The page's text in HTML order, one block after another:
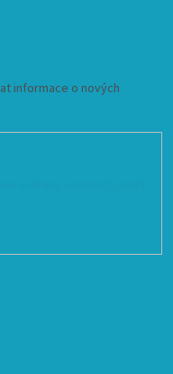
informace o nových